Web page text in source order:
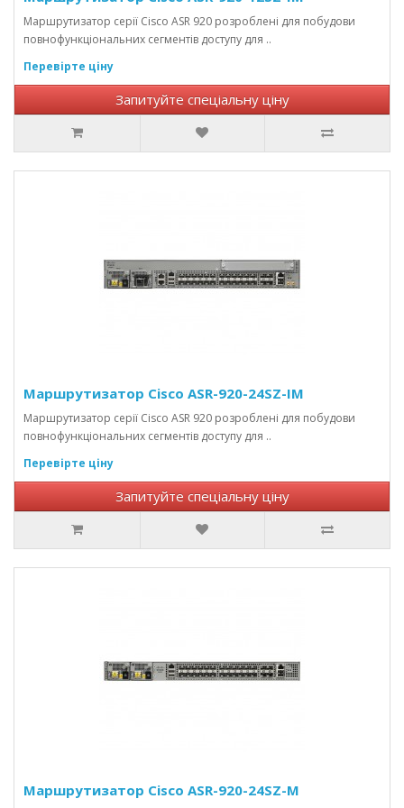
Маршрутизатор серії Cisco ASR 920 розроблені для побудови
повнофункціональних сегментів доступу для ..
Перевірте ціну
Запитуйте спеціальну ціну
Маршрутизатор Cisco ASR-920-24SZ-IM
Маршрутизатор серії Cisco ASR 920 розроблені для побудови
повнофункціональних сегментів доступу для ..
Перевірте ціну
Запитуйте спеціальну ціну
Маршрутизатор Cisco ASR-920-24SZ-M